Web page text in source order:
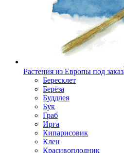
Растения из Европы под заказ
Бересклет
Берёза
Буддлея
Бук
Граб
Ирга
Кипарисовик
Клен
Красивоплодник